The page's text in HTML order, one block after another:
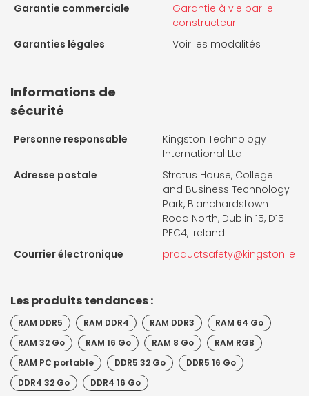
Garantie commerciale
Garantie à vie par le
constructeur
Garanties légales
Voir les modalités
Informations de
sécurité
Personne responsable
Kingston Technology
International Ltd
Adresse postale
Stratus House, College
and Business Technology
Park, Blanchardstown
Road North, Dublin 15, D15
PEC4, Ireland
Courrier électronique
productsafety@kingston.ie
Les produits tendances :
RAM DDR5 RAM DDR4 RAM DDR3
RAM 64 Go
RAM 32 Go
RAM 16 Go RAM 8 Go
RAM RGB
RAM PC portable
DDR5 32 Go
DDR5 16 Go
DDR4 32 Go
DDR4 16 Go